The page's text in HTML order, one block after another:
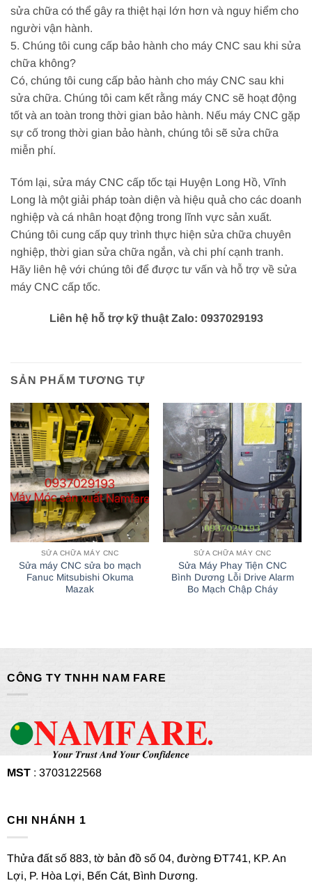
sửa chữa có thể gây ra thiệt hại lớn hơn và nguy hiểm cho
người vận hành.
5. Chúng tôi cung cấp bảo hành cho máy CNC sau khi sửa
chữa không?
Có, chúng tôi cung cấp bảo hành cho máy CNC sau khi
sửa chữa. Chúng tôi cam kết rằng máy CNC sẽ hoạt động
tốt và an toàn trong thời gian bảo hành. Nếu máy CNC gặp
sự cố trong thời gian bảo hành, chúng tôi sẽ sửa chữa
miễn phí.
Tóm lại, sửa máy CNC cấp tốc tại Huyện Long Hồ, Vĩnh
Long là một giải pháp toàn diện và hiệu quả cho các doanh
nghiệp và cá nhân hoạt động trong lĩnh vực sản xuất.
Chúng tôi cung cấp quy trình thực hiện sửa chữa chuyên
nghiệp, thời gian sửa chữa ngắn, và chi phí cạnh tranh.
Hãy liên hệ với chúng tôi để được tư vấn và hỗ trợ về sửa
máy CNC cấp tốc.
Liên hệ hỗ trợ kỹ thuật Zalo: 0937029193
SẢN PHẨM TƯƠNG TỰ
SỬA CHỮA MÁY CNC
Sửa máy CNC sửa bo mạch
Fanuc Mitsubishi Okuma
Mazak
SỬA CHỮA MÁY CNC
Sửa Máy Phay Tiện CNC
Bình Dương Lỗi Drive Alarm
Bo Mạch Chập Cháy
CÔNG TY TNHH NAM FARE
MST: 3703122568
CHI NHÁNH 1
Thửa đất số 883, tờ bản đồ số 04, đường ĐT741, KP. An
Lợi, P. Hòa Lợi, Bến Cát, Bình Dương.